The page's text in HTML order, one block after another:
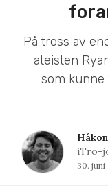
På tross av
ateisten
som
iTro-
30. juni